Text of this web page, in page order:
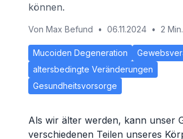
können.
Von Max Befund • 06.11.2024 • 2
Mucoiden Degeneration
altersbedingte Veränderungen
Gesundheitsvorsorge
Als wir älter werden, kann unser
verschiedenen Teilen unseres